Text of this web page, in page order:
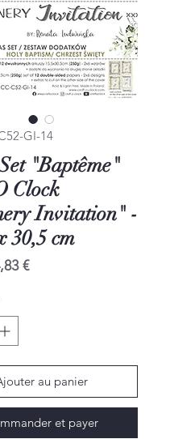
GI-14
"Baptême"
Clock
Invitation" -
30,5 cm
€Prix
au panier
et payer